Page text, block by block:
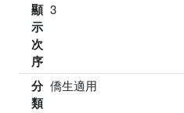
顯
示
次
序
3
分
類
僑生適用